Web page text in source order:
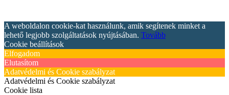
A weboldalon cookie-kat használunk, amik segítenek minket a
lehető legjobb szolgáltatások nyújtásában. Tovább
Cookie beállítások
Elfogadom
Elutasítom
Adatvédelmi és Cookie szabályzat
Adatvédelmi és Cookie szabályzat
Cookie lista